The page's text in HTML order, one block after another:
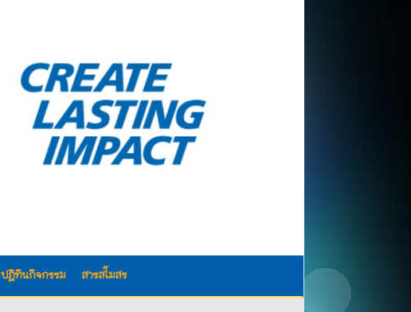
ปฎิทินกิจกรรม สารสโมสร